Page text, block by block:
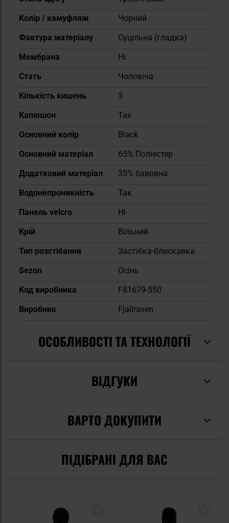
Колір / камуфляж
Чорний
Фактура матеріалу
Суцільна (гладка)
Мембрана
Ні
Cтать
Чоловіча
Кількість кишень
3
Капюшон
Так
Основний колір
Black
Основний матеріал
65% Поліестер
Додатковий матеріал
35% бавовна
Водонепроникність
Так
Панель velcro
Ні
Крій
Вільний
Тип розстібання
Застібка-блискавка
Sezon
Осінь
Код виробника
F81679-550
Виробник
Fjallraven
ОСОБЛИВОСТІ ТА ТЕХНОЛОГІЇ
ВІДГУКИ
ВАРТО ДОКУПИТИ
ПІДІБРАНІ ДЛЯ ВАС